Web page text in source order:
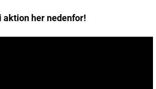
aktion her nedenfor!